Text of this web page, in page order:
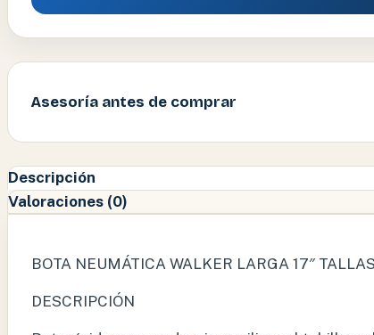
Asesoría antes de comprar
Descripción
Valoraciones (0)
BOTA NEUMÁTICA WALKER LARGA 17″
DESCRIPCIÓN